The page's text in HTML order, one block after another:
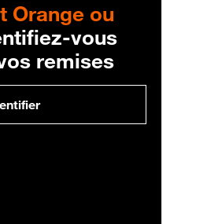
Orange ou
vous
remises